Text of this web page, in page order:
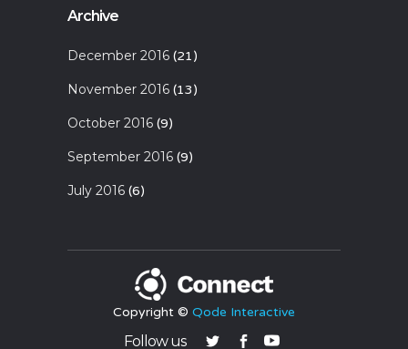
Archive
December 2016 (21)
November 2016 (13)
October 2016 (9)
September 2016 (9)
July 2016 (6)
Copyright © Qode Interactive
Follow us